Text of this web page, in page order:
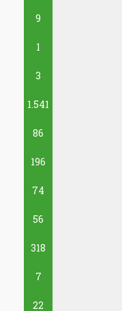
9
1
3
1.541
86
196
74
56
318
7
22